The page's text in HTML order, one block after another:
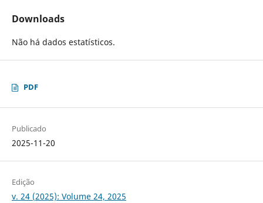
Downloads
Não há dados estatísticos.
PDF
Publicado
2025-11-20
Edição
v. 24 (2025): Volume 24, 2025